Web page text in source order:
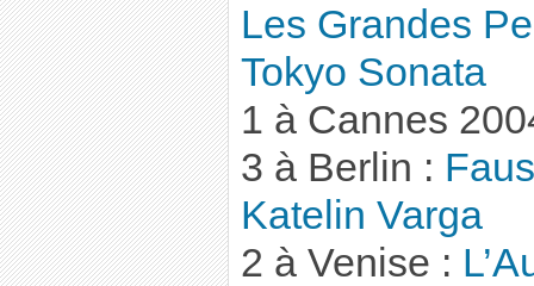
Les Grandes
Tokyo Sonata
1 à Cannes
3 à Berlin :
Katelin Varga
2 à Venise :